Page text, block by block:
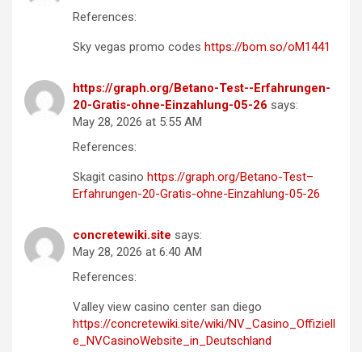
References:
Sky vegas promo codes https://bom.so/oM1441
https://graph.org/Betano-Test--Erfahrungen-
20-Gratis-ohne-Einzahlung-05-26 says:
May 28, 2026 at 5:55 AM
References:
Skagit casino https://graph.org/Betano-Test–
Erfahrungen-20-Gratis-ohne-Einzahlung-05-26
concretewiki.site says:
May 28, 2026 at 6:40 AM
References:
Valley view casino center san diego
https://concretewiki.site/wiki/NV_Casino_Offiziell
e_NVCasinoWebsite_in_Deutschland